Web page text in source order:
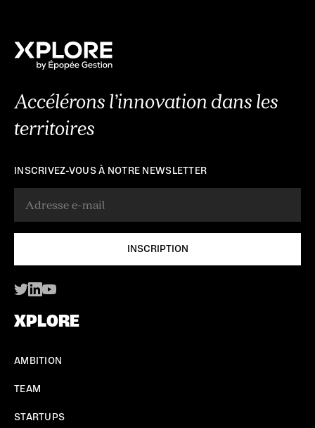
Accélérons l’innovation dans les
territoires
INSCRIVEZ-VOUS À NOTRE NEWSLETTER
XPLORE
AMBITION
TEAM
STARTUPS